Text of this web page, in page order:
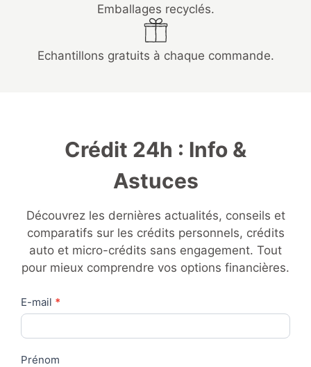
Emballages recyclés.
Echantillons gratuits à chaque commande.
Crédit 24h : Info &
Astuces
Découvrez les dernières actualités, conseils et
comparatifs sur les crédits personnels, crédits
auto et micro-crédits sans engagement. Tout
pour mieux comprendre vos options financières.
Contact
Us
E-mail *
Prénom